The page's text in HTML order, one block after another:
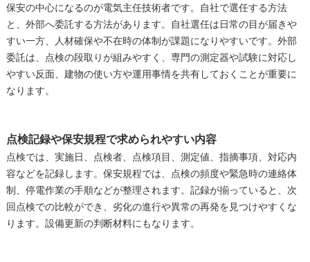
保安の中心になるのが電気主任技術者です。自社で選任する方法
と、外部へ委託する方法があります。自社選任は日常の目が届きや
すい一方、人材確保や不在時の体制が課題になりやすいです。外部
委託は、点検の段取りが組みやすく、専門の測定器や試験に対応し
やすい反面、建物の使い方や運用事情を共有しておくことが重要に
なります。
点検記録や保安規程で求められやすい内容
点検では、実施日、点検者、点検項目、測定値、指摘事項、対応内
容などを記録します。保安規程では、点検の頻度や緊急時の連絡体
制、停電作業の手順などが整理されます。記録が揃っていると、次
回点検での比較ができ、劣化の進行や異常の再発を見つけやすくな
ります。設備更新の判断材料にもなります。